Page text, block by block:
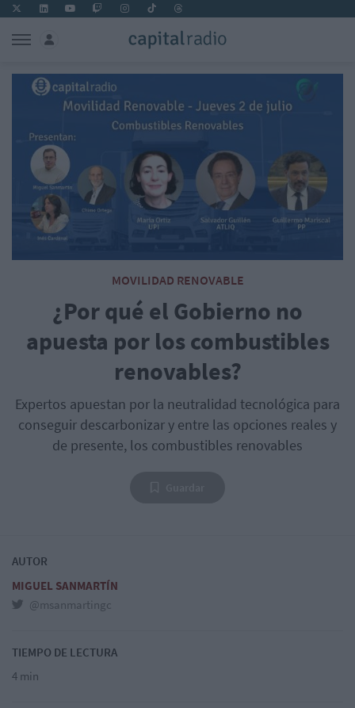
MOVILIDAD RENOVABLE
¿Por qué el Gobierno no
apuesta por los combustibles
renovables?
Expertos apuestan por la neutralidad tecnológica para
conseguir descarbonizar y entre las opciones reales y
de presente, los combustibles renovables
AUTOR
MIGUEL SANMARTÍN
@msanmartingc
TIEMPO DE LECTURA
4 min